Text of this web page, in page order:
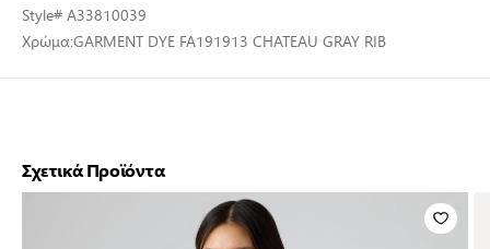
Style# A33810039
Χρώμα:GARMENT DYE FA191913 CHATEAU GRAY RIB
Σχετικά Προϊόντα